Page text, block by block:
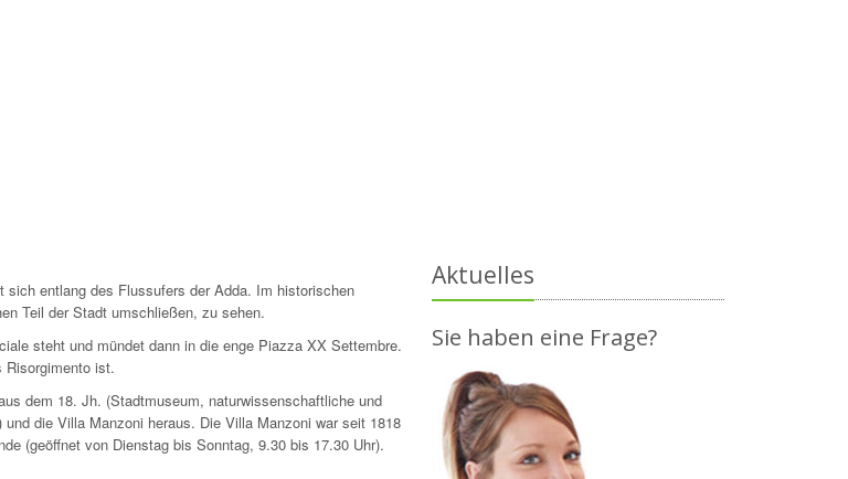
entlang des Flussufers der Adda. Im historischen
Teil der Stadt umschließen, zu sehen.
steht und mündet dann in die enge Piazza XX Settembre.
Risorgimento ist.
dem 18. Jh. (Stadtmuseum, naturwissenschaftliche und
die Villa Manzoni heraus. Die Villa Manzoni war seit 1818
(geöffnet von Dienstag bis Sonntag, 9.30 bis 17.30 Uhr).
Aktuelles
Sie haben eine Frage?